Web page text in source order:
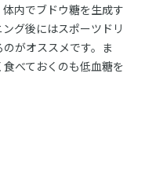
内でブドウ糖を生成す
グ後にはスポーツドリ
がオススメです。ま
べておくのも低血糖を